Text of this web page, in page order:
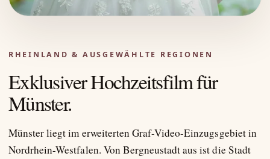
RHEINLAND & AUSGEWÄHLTE REGIONEN
Exklusiver Hochzeitsfilm für
Münster.
Münster liegt im erweiterten Graf-Video-Einzugsgebiet in
Nordrhein-Westfalen. Von Bergneustadt aus ist die Stadt